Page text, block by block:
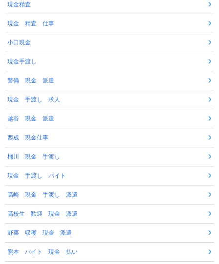
現金精査
現金 精査 仕事
小口現金
現金手渡し
警備 現金 派遣
現金 手渡し 求人
越谷 現金 派遣
西成 現金仕事
桶川 現金 手渡し
現金 手渡し バイト
高崎 現金 手渡し 派遣
高校生 歓迎 現金 派遣
野菜 収穫 現金 派遣
熊本 バイト 現金 払い